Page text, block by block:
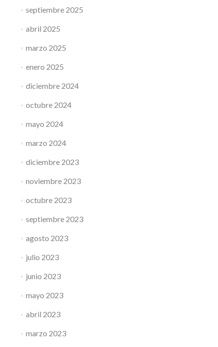
septiembre 2025
abril 2025
marzo 2025
enero 2025
diciembre 2024
octubre 2024
mayo 2024
marzo 2024
diciembre 2023
noviembre 2023
octubre 2023
septiembre 2023
agosto 2023
julio 2023
junio 2023
mayo 2023
abril 2023
marzo 2023